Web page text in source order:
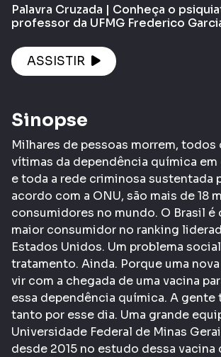
Palavra Cruzada | Conheça o
professor da UFMG Frederico
ASSISTIR
Sinopse
Milhares de pessoas morrem, todos
vítimas da dependência química em
e toda a rede criminosa sustentada
acordo com a ONU, são mais de 18
consumidores no mundo. O Brasil é
maior consumidor no ranking
Estados Unidos. Um problema
tratamento. Ainda. Porque uma
vir com a chegada de uma vacina
essa dependência química. A gente
tanto por esse dia. Uma grande
Universidade Federal de Minas
desde 2015 no estudo dessa vacina